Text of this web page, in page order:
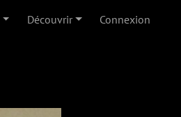
Découvrir Connexion